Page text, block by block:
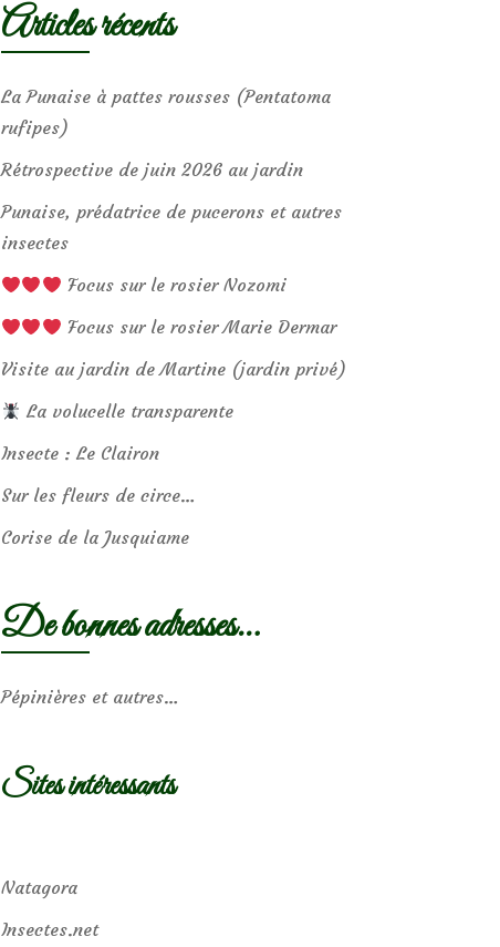
Articles récents
La Punaise à pattes rousses (Pentatoma
rufipes)
Rétrospective de juin 2026 au jardin
Punaise, prédatrice de pucerons et autres
insectes
Focus sur le rosier Nozomi
Focus sur le rosier Marie Dermar
Visite au jardin de Martine (jardin privé)
La volucelle transparente
Insecte : Le Clairon
Sur les fleurs de circe…
Corise de la Jusquiame
De bonnes adresses…
Pépinières et autres…
Sites intéressants
Natagora
Insectes.net